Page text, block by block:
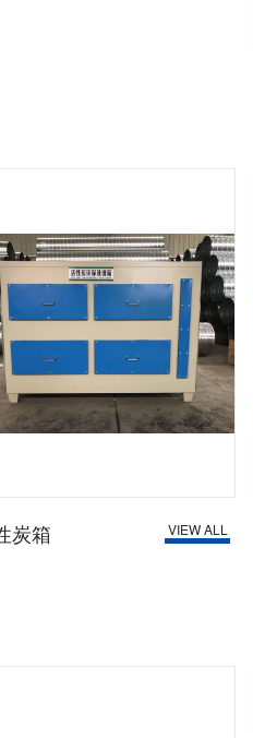
炭箱 VIEW ALL